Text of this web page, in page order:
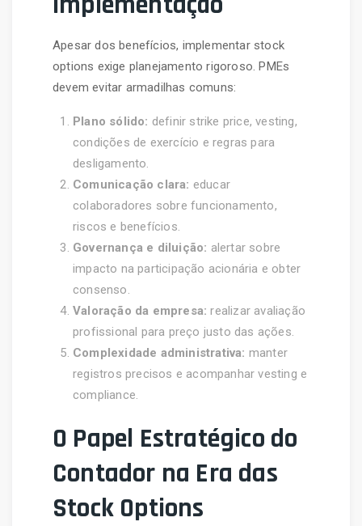
Apesar dos benefícios, implementar stock
options exige planejamento rigoroso. PMEs
devem evitar armadilhas comuns:
Plano sólido: definir strike price, vesting,
condições de exercício e regras para
desligamento.
Comunicação clara: educar
colaboradores sobre funcionamento,
riscos e benefícios.
Governança e diluição: alertar sobre
impacto na participação acionária e obter
consenso.
Valoração da empresa: realizar avaliação
profissional para preço justo das ações.
Complexidade administrativa: manter
registros precisos e acompanhar vesting e
compliance.
O Papel Estratégico do
Contador na Era das
Stock Options